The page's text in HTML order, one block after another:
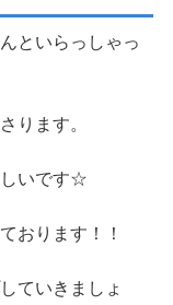
といらっしゃっ
ります。
しいです☆
おります！！
ていきましょ